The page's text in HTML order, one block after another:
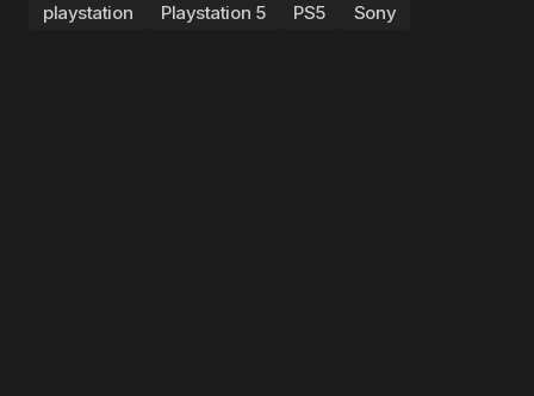
playstation Playstation 5 PS5 Sony